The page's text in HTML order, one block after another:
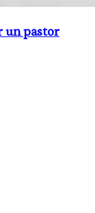
un pastor